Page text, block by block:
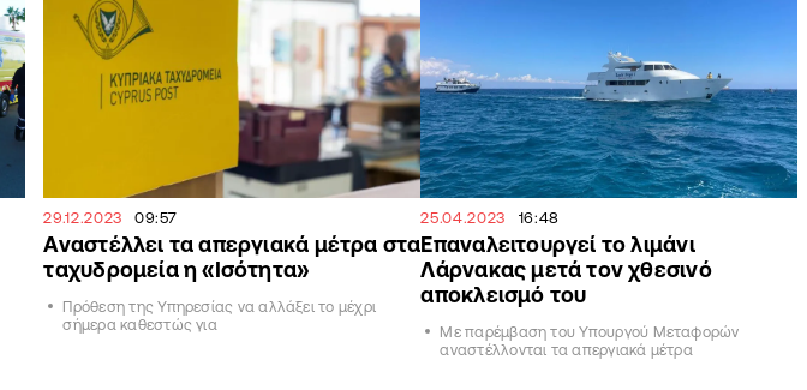
29.12.2023 09:57
Αναστέλλει τα απεργιακά μέτρα στα
ταχυδρομεία η «Ισότητα»
Πρόθεση της Υπηρεσίας να αλλάξει το μέχρι
σήμερα καθεστώς για
25.04.2023 16:48
Επαναλειτουργεί το λιμάνι
Λάρνακας μετά τον χθεσινό
αποκλεισμό του
Με παρέμβαση του Υπουργού Μεταφορών
αναστέλλονται τα απεργιακά μέτρα